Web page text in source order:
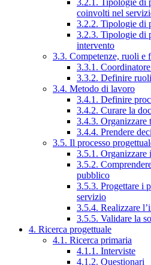
3.2.1. Tipologie di
coinvolti nel
3.2.2. Tipologie di
3.2.3. Tipologie di
intervento
3.3. Competenze, ruoli e
3.3.1.
3.3.2. Definire
3.4. Metodo di lavoro
3.4.1. Definire
3.4.2. Curare la
3.4.3.
3.4.4. Prendere
3.5. Il processo
3.5.1. Organizzare
3.5.2.
pubblico
3.5.3. Progettare i
servizio
3.5.4. Realizzare
3.5.5. Validare la
4. Ricerca progettuale
4.1. Ricerca primaria
4.1.1. Interviste
4.1.2. Questionari